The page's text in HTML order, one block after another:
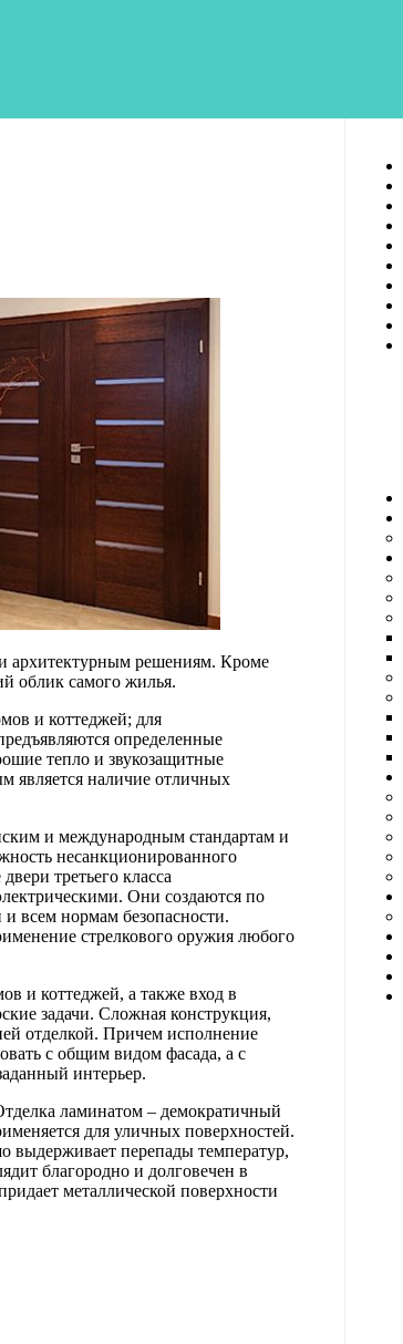
архитектурным решениям. Кроме
облик самого жилья.
и коттеджей; для
определенные
тепло и звукозащитные
является наличие отличных
и международным стандартам и
несанкционированного
третьего класса
Они создаются по
всем нормам безопасности.
стрелкового оружия любого
и коттеджей, а также вход в
задачи. Сложная конструкция,
отделкой. Причем исполнение
с общим видом фасада, а с
интерьер.
ламинатом – демократичный
для уличных поверхностей.
выдерживает перепады температур,
благородно и долговечен в
металлической поверхности